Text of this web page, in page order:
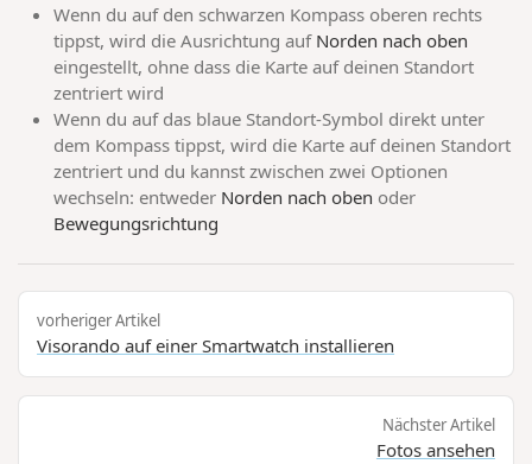
Wenn du auf den schwarzen Kompass oberen rechts
tippst, wird die Ausrichtung auf Norden nach oben
eingestellt, ohne dass die Karte auf deinen Standort
zentriert wird
Wenn du auf das blaue Standort-Symbol direkt unter
dem Kompass tippst, wird die Karte auf deinen Standort
zentriert und du kannst zwischen zwei Optionen
wechseln: entweder Norden nach oben oder
Bewegungsrichtung
vorheriger Artikel
Visorando auf einer Smartwatch installieren
Nächster Artikel
Fotos ansehen